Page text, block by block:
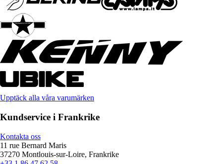
Upptäck alla våra varumärken
Kundservice i Frankrike
Kontakta oss
11 rue Bernard Maris
37270 Montlouis-sur-Loire, Frankrike